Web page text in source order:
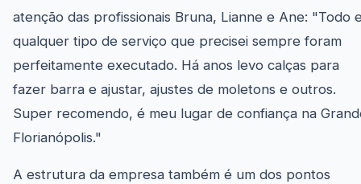
atenção das profissionais Bruna, Lianne e Ane: "Todo
qualquer tipo de serviço que precisei sempre foram
perfeitamente executado. Há anos levo calças para
fazer barra e ajustar, ajustes de moletons e outros.
Super recomendo, é meu lugar de confiança na
Florianópolis."
A estrutura da empresa também é um dos pontos